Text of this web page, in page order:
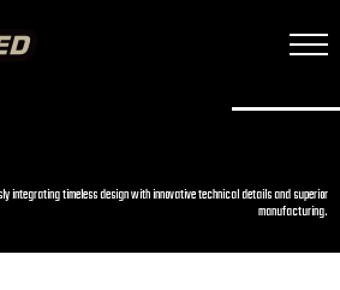
integrating timeless design with innovative technical details and superior
manufacturing.